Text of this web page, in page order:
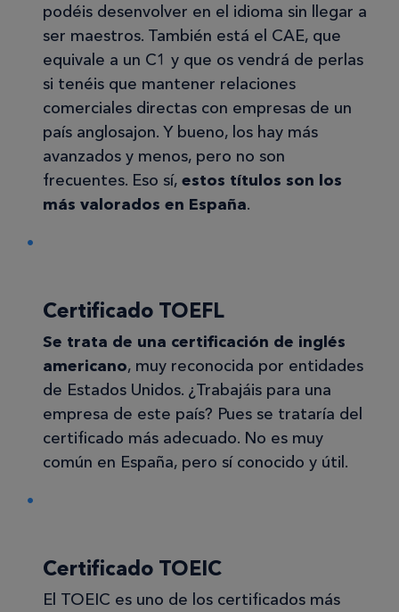
podéis desenvolver en el idioma sin llegar a
ser maestros. También está el CAE, que
equivale a un C1 y que os vendrá de perlas
si tenéis que mantener relaciones
comerciales directas con empresas de un
país anglosajon. Y bueno, los hay más
avanzados y menos, pero no son
frecuentes. Eso sí, estos títulos son los
más valorados en España.
Certificado TOEFL
Se trata de una certificación de inglés
americano, muy reconocida por entidades
de Estados Unidos. ¿Trabajáis para una
empresa de este país? Pues se trataría del
certificado más adecuado. No es muy
común en España, pero sí conocido y útil.
Certificado TOEIC
El TOEIC es uno de los certificados más